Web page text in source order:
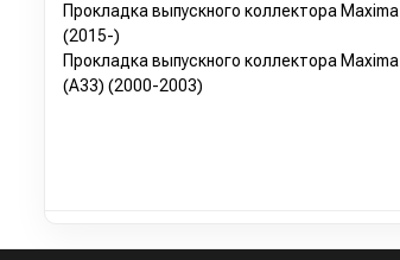
Прокладка выпускного коллектора Maxima
(2015-)
Прокладка выпускного коллектора Maxima
(A33) (2000-2003)